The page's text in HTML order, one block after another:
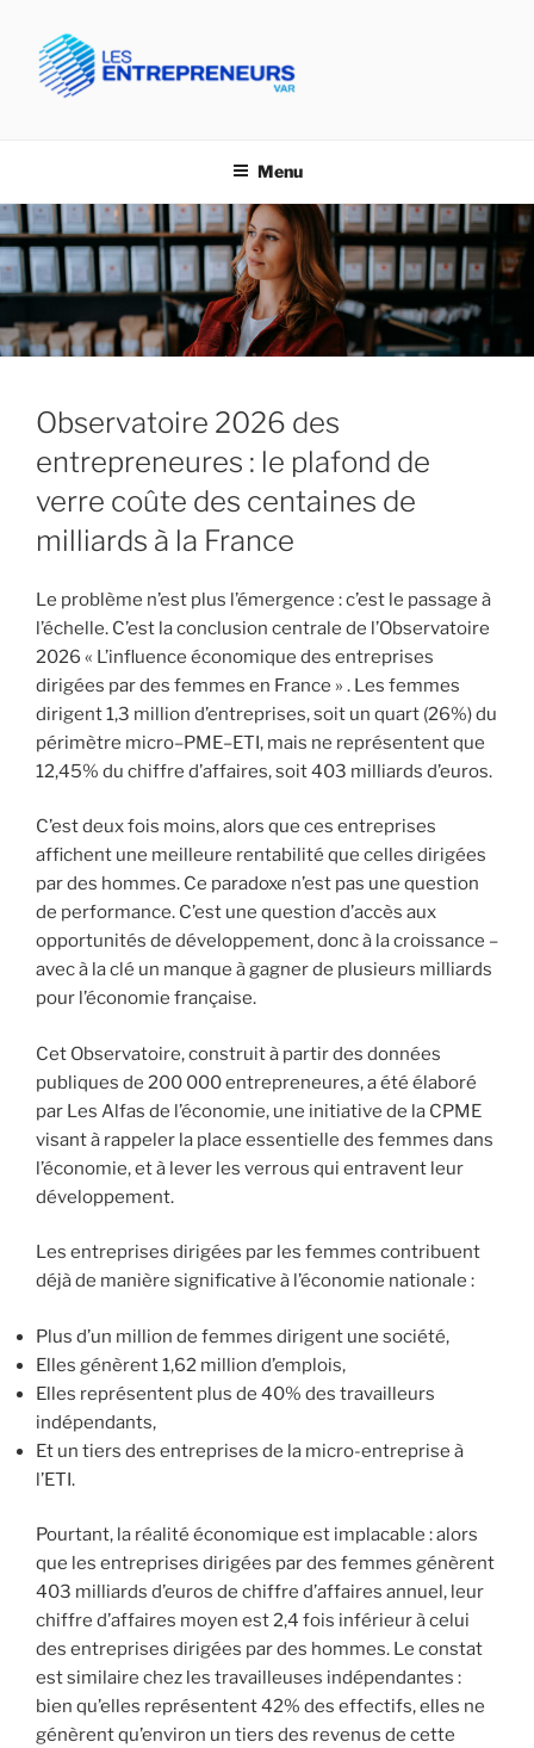
contenu
principal
ENTREPRENEURS VAR
Menu
Observatoire 2026 des
entrepreneures : le plafond de
verre coûte des centaines de
milliards à la France
Le problème n’est plus l’émergence : c’est le passage à
l’échelle. C’est la conclusion centrale de l’Observatoire
2026 « L’influence économique des entreprises
dirigées par des femmes en France » . Les femmes
dirigent 1,3 million d’entreprises, soit un quart (26%) du
périmètre micro–PME–ETI, mais ne représentent que
12,45% du chiffre d’affaires, soit 403 milliards d’euros.
C’est deux fois moins, alors que ces entreprises
affichent une meilleure rentabilité que celles dirigées
par des hommes. Ce paradoxe n’est pas une question
de performance. C’est une question d’accès aux
opportunités de développement, donc à la croissance –
avec à la clé un manque à gagner de plusieurs milliards
pour l’économie française.
Cet Observatoire, construit à partir des données
publiques de 200 000 entrepreneures, a été élaboré
par Les Alfas de l’économie, une initiative de la CPME
visant à rappeler la place essentielle des femmes dans
l’économie, et à lever les verrous qui entravent leur
développement.
Les entreprises dirigées par les femmes contribuent
déjà de manière significative à l’économie nationale :
Plus d’un million de femmes dirigent une société,
Elles génèrent 1,62 million d’emplois,
Elles représentent plus de 40% des travailleurs
indépendants,
Et un tiers des entreprises de la micro-entreprise à
l’ETI.
Pourtant, la réalité économique est implacable : alors
que les entreprises dirigées par des femmes génèrent
403 milliards d’euros de chiffre d’affaires annuel, leur
chiffre d’affaires moyen est 2,4 fois inférieur à celui
des entreprises dirigées par des hommes. Le constat
est similaire chez les travailleuses indépendantes :
bien qu’elles représentent 42% des effectifs, elles ne
génèrent qu’environ un tiers des revenus de cette